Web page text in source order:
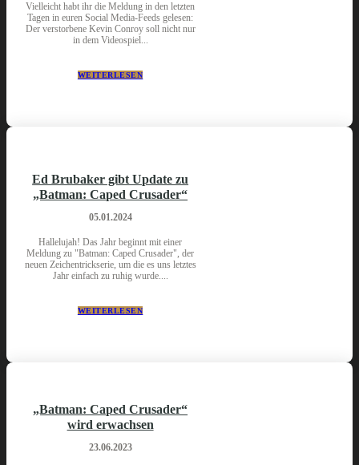
Vielleicht habt ihr die Meldung in den letzten
Tagen in euren Social Media-Feeds gelesen:
Der verstorbene Kevin Conroy soll nicht nur
in dem Videospiel...
WEITERLESEN
Ed Brubaker gibt Update zu
„Batman: Caped Crusader“
05.01.2024
Hallelujah! Das Jahr beginnt mit einer
Meldung zu "Batman: Caped Crusader", der
neuen Zeichentrickserie, um die es uns letztes
Jahr einfach zu ruhig wurde....
WEITERLESEN
„Batman: Caped Crusader“
wird erwachsen
23.06.2023